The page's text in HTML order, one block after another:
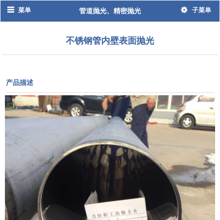
管道抛光、精密抛光
菜单 子菜单
不锈钢管内壁表面抛光
产品描述